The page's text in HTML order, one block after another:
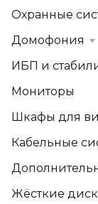
Охранные
Домофония
ИБП и
Мониторы
Шкафы для
Кабельные
Жёсткие